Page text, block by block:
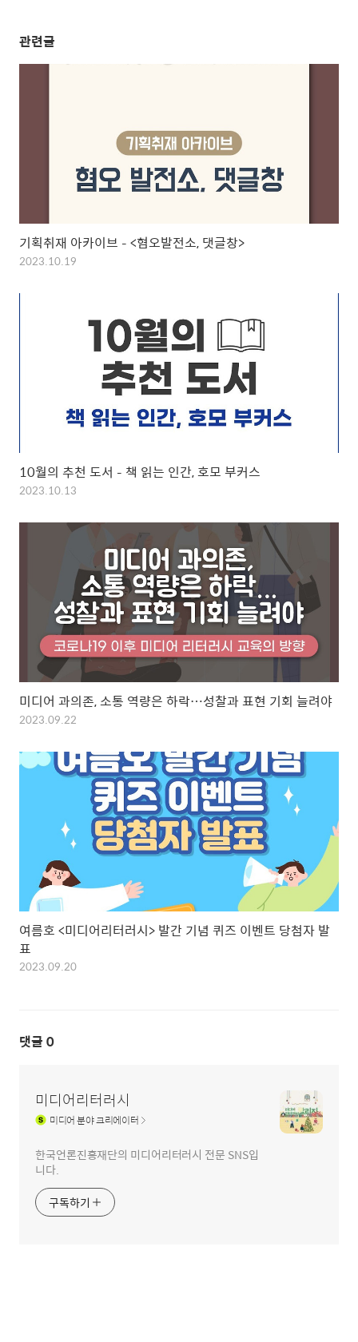
관련글
기획취재 아카이브 – <혐오발전소, 댓글창>
2023.10.19
10월의 추천 도서 – 책 읽는 인간, 호모 부커스
2023.10.13
미디어 과의존, 소통 역량은 하락…성찰과 표현 기회 늘려야
2023.09.22
여름호 <미디어리터러시> 발간 기념 퀴즈 이벤트 당첨자 발
표
2023.09.20
댓글 0
미디어리터러시
미디어분야 크리에이터
한국언론진흥재단의 미디어리터러시 전문 SNS입
니다.
구독하기